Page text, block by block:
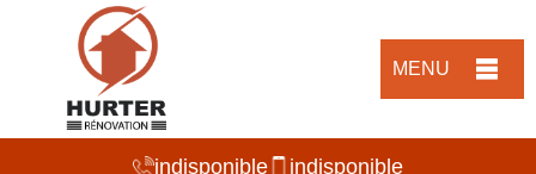
MENU
indisponible indisponible